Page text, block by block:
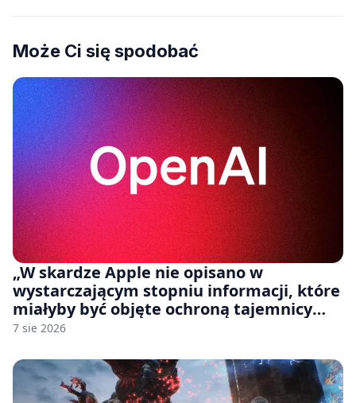
Może Ci się spodobać
„W skardze Apple nie opisano w
wystarczającym stopniu informacji, które
miałyby być objęte ochroną tajemnicy
handlowej”. OpenAI żąda odrzucenia
7 sie 2026